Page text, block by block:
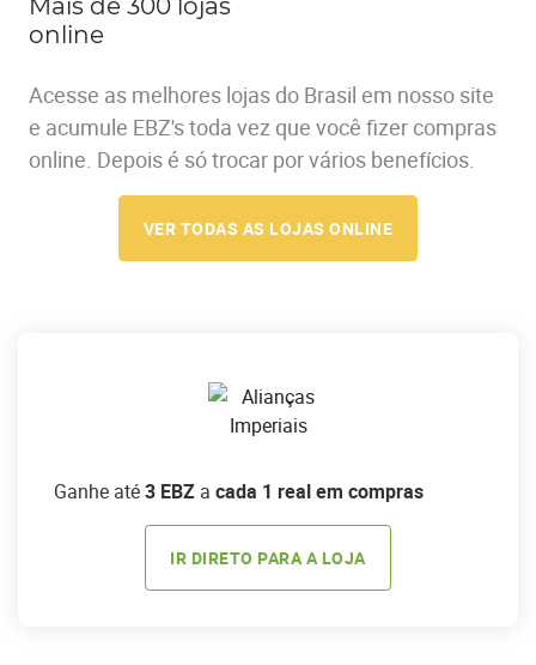
Mais de 300 lojas
online
Acesse as melhores lojas do Brasil em nosso site
e acumule EBZ's toda vez que você fizer compras
online. Depois é só trocar por vários benefícios.
VER TODAS AS LOJAS ONLINE
Ganhe até3 EBZ a cada 1 real em compras
IR DIRETO PARA A LOJA